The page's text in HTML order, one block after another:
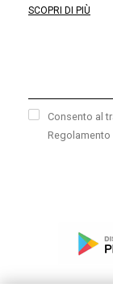
SCOPRI DI PIÙ
Consento al
Regolamento